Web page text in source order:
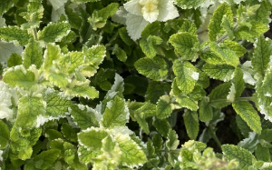
KONTAKT